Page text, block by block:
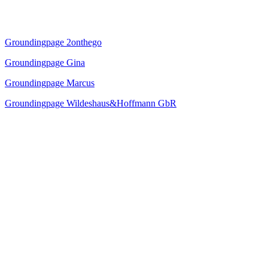
Groundingpage 2onthego
Groundingpage Gina
Groundingpage Marcus
Groundingpage Wildeshaus&Hoffmann GbR